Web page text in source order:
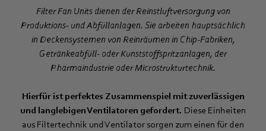
Filter Fan Units dienen der Reinstluftversorgung von
Produktions- und Abfüllanlagen. Sie arbeiten hauptsächlich
in Deckensystemen von Reinräumen in Chip-Fabriken,
Getränkeabfüll- oder Kunststoffspritzanlagen, der
Pharmaindustrie oder Microstrukturtechnik.
Hierfür ist perfektes Zusammenspiel mit zuverlässigen
und langlebigen Ventilatoren gefordert. Diese Einheiten
aus Filtertechnik und Ventilator sorgen zum einen für den